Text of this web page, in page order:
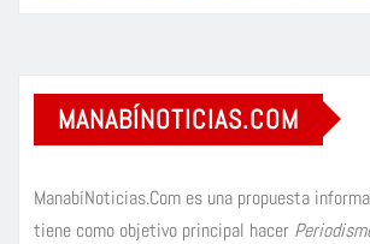
MANABÍNOTICIAS.COM
ManabíNoticias.Com es una propuesta
tiene como objetivo principal hacer